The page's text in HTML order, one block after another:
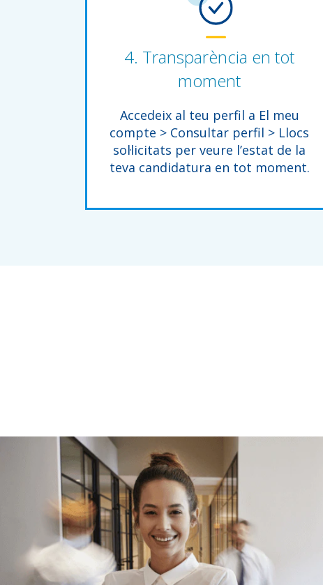
4. Transparència en tot
moment
Accedeix al teu perfil a El meu
compte > Consultar perfil > Llocs
sol·licitats per veure l’estat de la
teva candidatura en tot moment.